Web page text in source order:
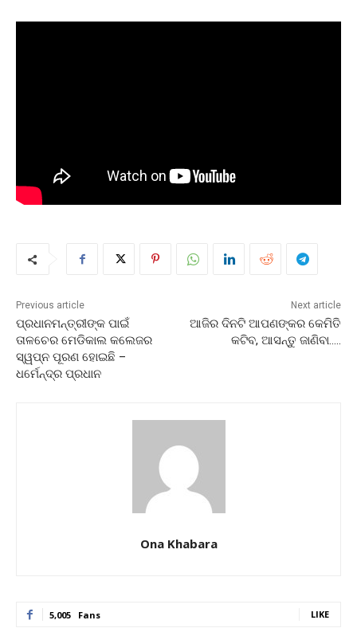
Previous article
ପ୍ରଧାନମନ୍ତ୍ରୀଙ୍କ ପାଇଁ
ତାଳଚେର ମେଡିକାଲ କଲେଜର
ସ୍ୱପ୍ନ ପୂରଣ ହୋଇଛି –
ଧର୍ମେନ୍ଦ୍ର ପ୍ରଧାନ
Next article
ଆଜିର ଦିନଟି ଆପଣଙ୍କର କେମିତି
କଟିବ, ଆସନ୍ତୁ ଜାଣିବା…..
Ona Khabara
5,005 Fans LIKE